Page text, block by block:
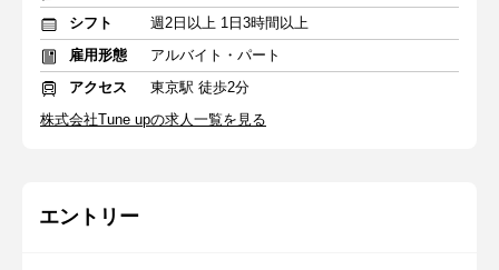
シフト
週2日以上 1日3時間以上
雇用形態
アルバイト・パート
アクセス
東京駅 徒歩2分
株式会社Tune upの求人一覧を見る
エントリー